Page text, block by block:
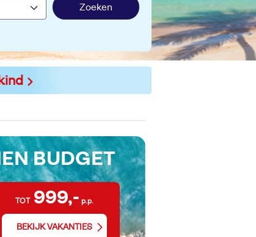
Zoeken
BUDGET
TOT 999,- p.p.
BEKIJK VAKANTIES